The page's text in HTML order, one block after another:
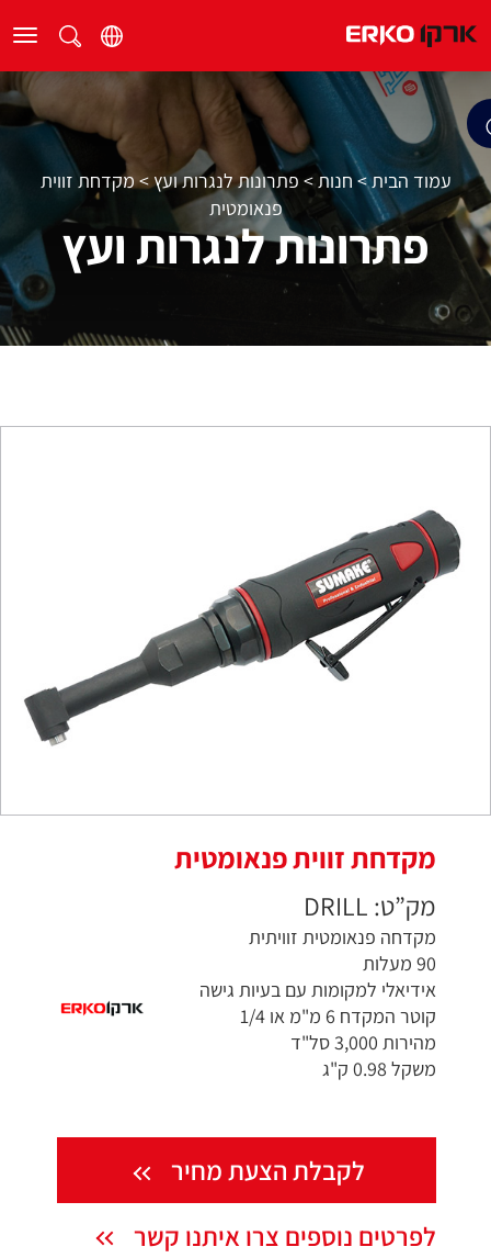
עמוד הבית>חנות> פתרונות לנגרות ועץ>מקדחת זווית
פנאומטית
פתרונות לנגרות ועץ
מקדחת זווית פנאומטית
מק”ט: DRILL
מקדחה פנאומטית זוויתית
90 מעלות
אידיאלי למקומות עם בעיות גישה
קוטר המקדח 6 מ"מ או 1/4
מהירות 3,000 סל"ד
משקל 0.98 ק"ג
לקבלת הצעת מחיר
לפרטים נוספים צרו איתנו קשר